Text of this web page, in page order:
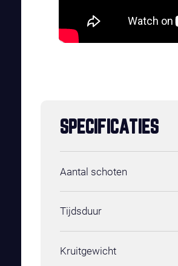
SPECIFICATIES
Aantal schoten
Tijdsduur
Kruitgewicht